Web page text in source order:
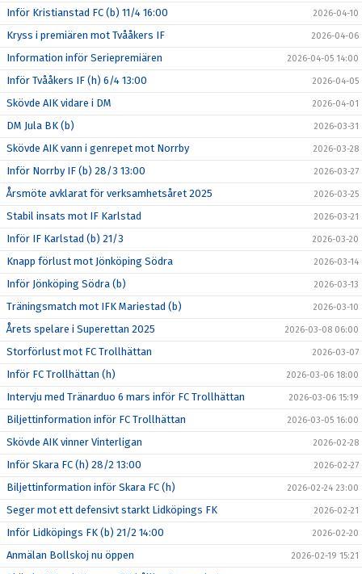
Inför Kristianstad FC (b) 11/4 16:00 2026-04-10
Kryss i premiären mot Tvååkers IF 2026-04-06
Information inför Seriepremiären 2026-04-05 14:00
Inför Tvååkers IF (h) 6/4 13:00 2026-04-05
Skövde AIK vidare i DM 2026-04-01
DM Jula BK (b) 2026-03-31
Skövde AIK vann i genrepet mot Norrby 2026-03-28
Inför Norrby IF (b) 28/3 13:00 2026-03-27
Årsmöte avklarat för verksamhetsåret 2025 2026-03-25
Stabil insats mot IF Karlstad 2026-03-21
Inför IF Karlstad (b) 21/3 2026-03-20
Knapp förlust mot Jönköping Södra 2026-03-14
Inför Jönköping Södra (b) 2026-03-13
Träningsmatch mot IFK Mariestad (b) 2026-03-10
Årets spelare i Superettan 2025 2026-03-08 06:00
Storförlust mot FC Trollhättan 2026-03-07
Inför FC Trollhättan (h) 2026-03-06 18:00
Intervju med Tränarduo 6 mars inför FC Trollhättan 2026-03-06 15:19
Biljettinformation inför FC Trollhättan 2026-03-05 16:00
Skövde AIK vinner Vinterligan 2026-02-28
Inför Skara FC (h) 28/2 13:00 2026-02-27
Biljettinformation inför Skara FC (h) 2026-02-24 23:00
Seger mot ett defensivt starkt Lidköpings FK 2026-02-21
Inför Lidköpings FK (b) 21/2 14:00 2026-02-20
Anmälan Bollskoj nu öppen 2026-02-19 15:21